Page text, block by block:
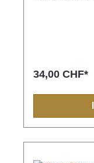
34,00 CHF*